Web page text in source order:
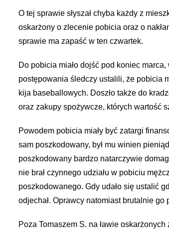
O tej sprawie słyszał chyba każdy z
oskarżony o zlecenie pobicia oraz o
sprawie ma zapaść w ten czwartek.
Do pobicia miało dojść pod koniec
postępowania śledczy ustalili, że pobicia
kija baseballowych. Doszło także do
oraz zakupy spożywcze, których wartość
Powodem pobicia miały być zatargi
sam poszkodowany, był mu winien
poszkodowany bardzo natarczywie
nie brał czynnego udziału w pobiciu
poszkodowanego. Gdy udało się ustalić
odjechał. Oprawcy natomiast brutalnie
Poza Tomaszem S. na ławie